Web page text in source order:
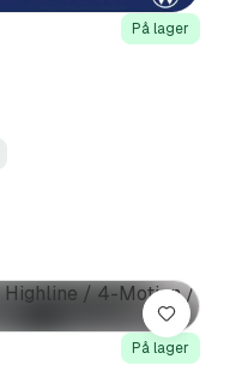
På lager
På lager
Lagre